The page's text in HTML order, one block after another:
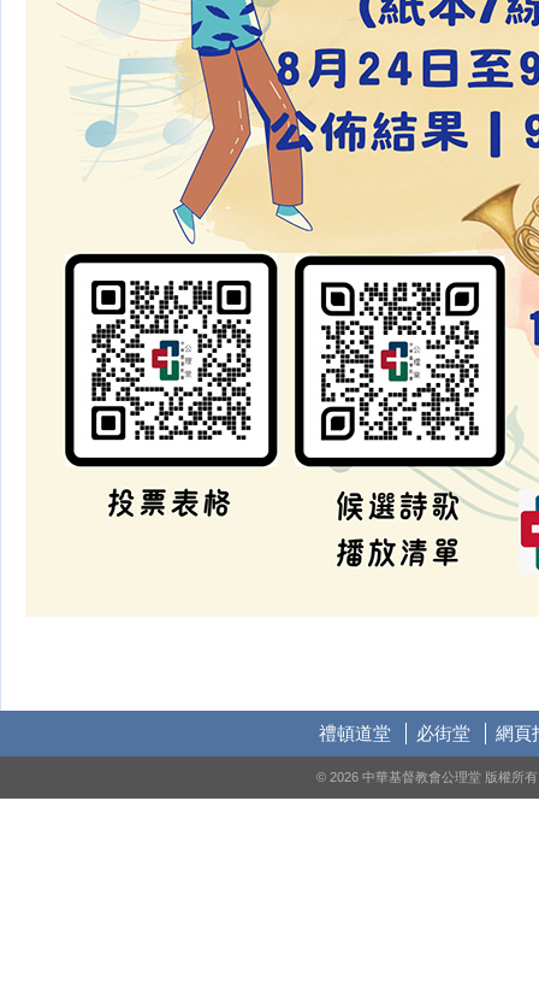
禮頓道堂 必街堂 網頁
© 2026 中華基督教會公理堂 版權所